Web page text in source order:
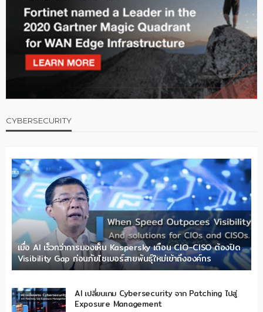
CYBERSECURITY
เมื่อ AI เร็วกว่าการมองเห็น Kaspersky เตือน CIO-CISO ต้องปิด
Visibility Gap ก่อนภัยไซเบอร์สายพันธุ์ใหม่เข้าถึงองค์กร
AI เปลี่ยนเกม Cybersecurity จาก Patching ไปสู่
Exposure Management